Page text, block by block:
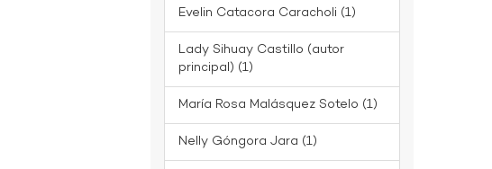
Evelin Catacora Caracholi (1)
Lady Sihuay Castillo (autor
principal) (1)
María Rosa Malásquez Sotelo (1)
Nelly Góngora Jara (1)